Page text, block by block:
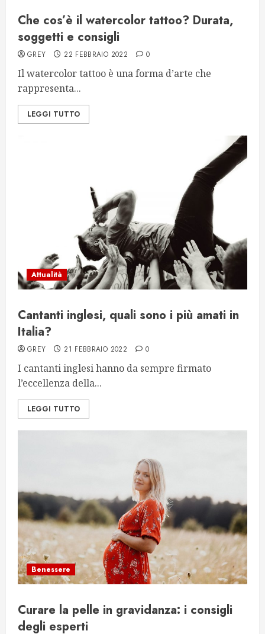
Che cos’è il watercolor tattoo? Durata,
soggetti e consigli
GREY 22 FEBBRAIO 2022 0
Il watercolor tattoo è una forma d’arte che
rappresenta...
LEGGI TUTTO
Attualità
Cantanti inglesi, quali sono i più amati in
Italia?
GREY 21 FEBBRAIO 2022 0
I cantanti inglesi hanno da sempre firmato
l’eccellenza della...
LEGGI TUTTO
Benessere
Curare la pelle in gravidanza: i consigli
degli esperti